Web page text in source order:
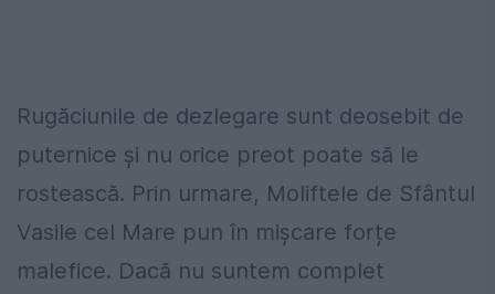
Rugăciunile de dezlegare sunt deosebit de
puternice și nu orice preot poate să le
rostească. Prin urmare, Moliftele de Sfântul
Vasile cel Mare pun în mișcare forțe
malefice. Dacă nu suntem complet